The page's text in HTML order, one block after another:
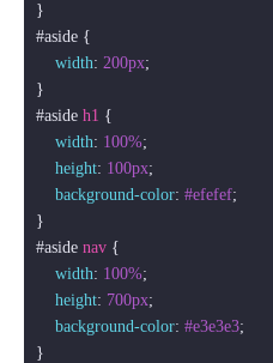
#aside {
width: 200px;
#aside h1 {
width: 100%;
height: 100px;
background-color: #efefef;
#aside nav {
width: 100%;
height: 700px;
background-color: #e3e3e3;